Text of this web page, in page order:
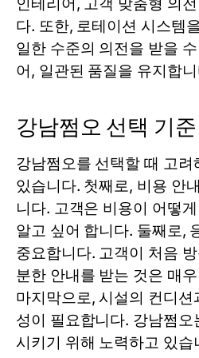
다. 또한, 로테이션 시스템
일한 수준의 의전을 받을
어, 일관된 품질을 유지합
강남쩜오 선택 기준
강남쩜오를 선택할 때 고려
있습니다. 첫째로, 비용 안
니다. 고객은 비용이 어떻
알고 싶어 합니다. 둘째로,
중요합니다. 고객이 처음
분한 안내를 받는 것은 매
마지막으로, 시설의 컨디
성이 필요합니다. 강남쩜
시키기 위해 노력하고 있습